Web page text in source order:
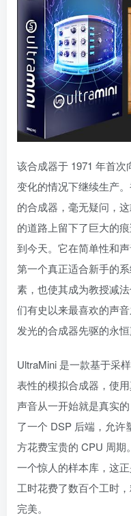
该合成器于 1971 年首
变化的情况下继续生产
的合成器，毫无疑问，
的道路上留下了巨大的
到今天。它在简单性和
第一个真正适合新手的
素，也使其成为教授减
们有史以来最喜欢的声
发光的合成器先驱的永恒
UltraMini 是一款基于采
表性的模拟合成器，使
声音从一开始就是真实
了一个 DSP 后端，允
方花费宝贵的 CPU 周期
一个惊人的样本库，这
工时花费了数百个工时
完美。